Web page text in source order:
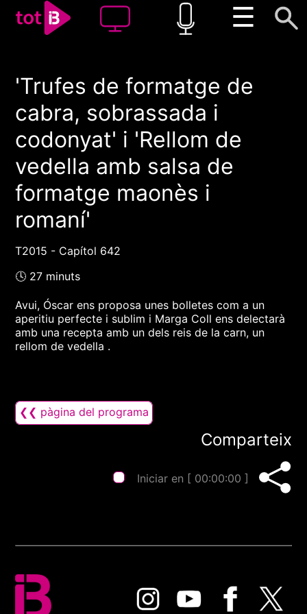
☰
00:00 00:00
1x
'Trufes de formatge de
cabra, sobrassada i
codonyat' i 'Rellom de
vedella amb salsa de
formatge maonès i
romaní'
T2015 - Capítol 642
🕓 27 minuts
Avui, Óscar ens proposa unes bolletes com a un
aperitiu perfecte i sublim i Marga Coll ens delectarà
amb una recepta amb un dels reis de la carn, un
rellom de vedella .
❮❮ pàgina del programa
Comparteix
Iniciar en [ 00:00:00 ]